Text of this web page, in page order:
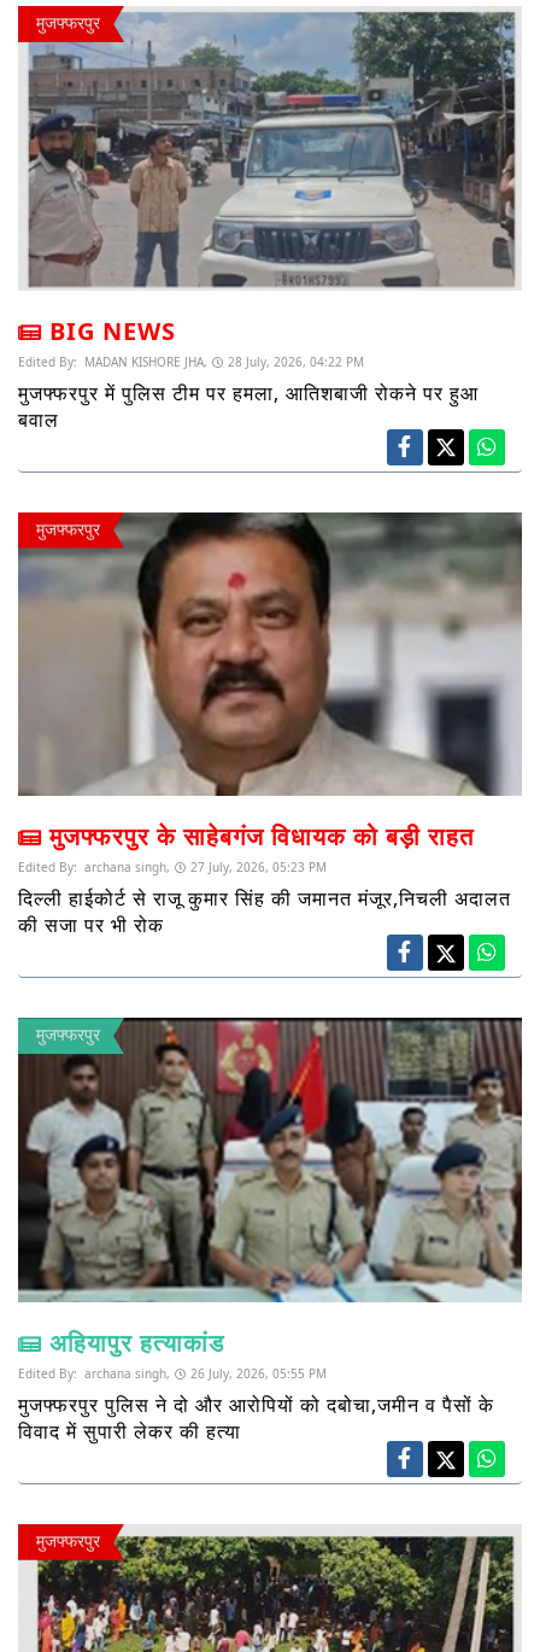
मुजफ्फरपुर
BIG NEWS
Edited By: MADAN KISHORE JHA, 28 July, 2026, 04:22 PM
मुजफ्फरपुर में पुलिस टीम पर हमला, आतिशबाजी रोकने पर हुआ
बवाल
मुजफ्फरपुर
मुजफ्फरपुर के साहेबगंज विधायक को बड़ी राहत
Edited By: archana singh, 27 July, 2026, 05:23 PM
दिल्ली हाईकोर्ट से राजू कुमार सिंह की जमानत मंजूर,निचली अदालत
की सजा पर भी रोक
मुजफ्फरपुर
अहियापुर हत्याकांड
Edited By: archana singh, 26 July, 2026, 05:55 PM
मुजफ्फरपुर पुलिस ने दो और आरोपियों को दबोचा,जमीन व पैसों के
विवाद में सुपारी लेकर की हत्या
मुजफ्फरपुर